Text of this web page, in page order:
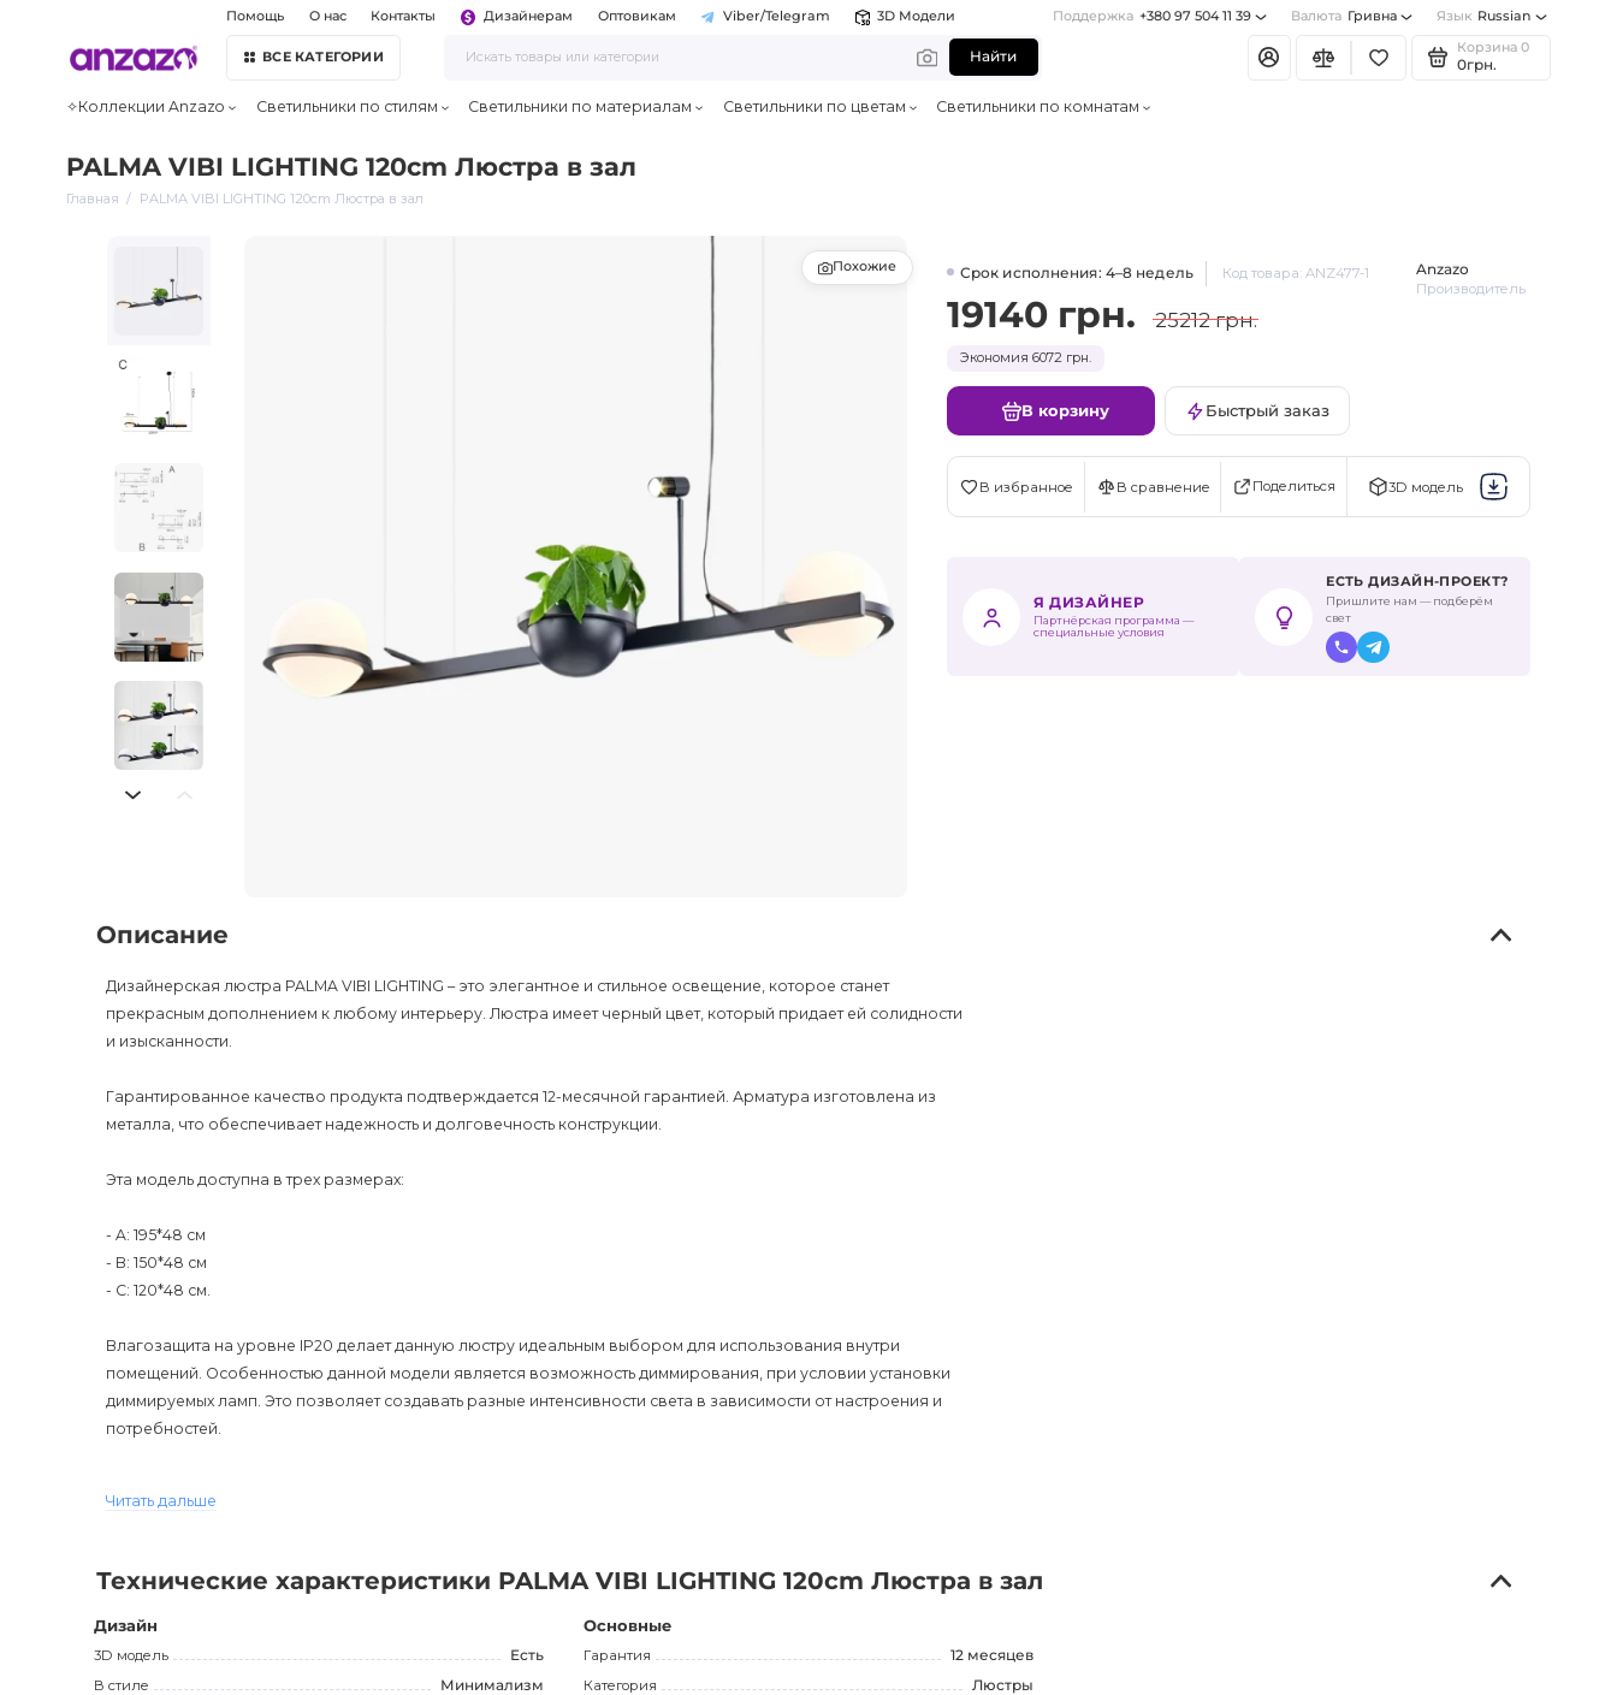
Помощь О нас Контакты Дизайнерам Оптовикам Viber/Telegram 3D Модели Поддержка +380 97 504 11 39 Валюта Гривна Язык Russian
ВСЕ КАТЕГОРИИ Найти
Корзина 0
0грн.
✧Коллекции Anzazo Светильники по стилям Светильники по материалам Светильники по цветам Светильники по комнатам
PALMA VIBI LIGHTING 120cm Люстра в зал
Главная PALMA VIBI LIGHTING 120cm Люстра в зал
Похожие Срок исполнения: 4–8 недель Код товара: ANZ477-1
Anzazo
Производитель
19140 грн. 25212 грн.
Экономия 6072 грн.
В корзину Быстрый заказ
В избранное В сравнение Поделиться 3D модель
Я ДИЗАЙНЕР
Партнёрская программа —
специальные условия
ЕСТЬ ДИЗАЙН-ПРОЕКТ?
Пришлите нам — подберём
свет
Описание
Дизайнерская люстра PALMA VIBI LIGHTING – это элегантное и стильное освещение, которое станет
прекрасным дополнением к любому интерьеру. Люстра имеет черный цвет, который придает ей солидности
и изысканности.
Гарантированное качество продукта подтверждается 12-месячной гарантией. Арматура изготовлена из
металла, что обеспечивает надежность и долговечность конструкции.
Эта модель доступна в трех размерах:
- A: 195*48 см
- B: 150*48 см
- C: 120*48 см.
Влагозащита на уровне IP20 делает данную люстру идеальным выбором для использования внутри
помещений. Особенностью данной модели является возможность диммирования, при условии установки
диммируемых ламп. Это позволяет создавать разные интенсивности света в зависимости от настроения и
потребностей.
прост и лаконичен, что помогает создать гармоничную атмосферу в любом помещении.
Цена указана за модификацию С. Эта модель станет украшением большой комнаты, придавая ей шик и
благородство. Люстра PALMA VIBI LIGHTING прекрасно впишется в интерьер спальни, гостиной или столовой,
подчеркивая ваш безупречный вкус.
Обратите внимание, что данное описание оптимизировано для поисковых систем, одновременно
Читать дальше
Технические характеристики PALMA VIBI LIGHTING 120cm Люстра в зал
Дизайн
3D модель
Есть
В стиле
Минимализм
Основные
Гарантия
12 месяцев
Категория
Люстры